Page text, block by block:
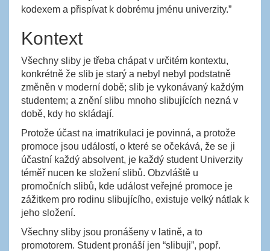
kodexem a přispívat k dobrému jménu univerzity.”
Kontext
Všechny sliby je třeba chápat v určitém kontextu,
konkrétně že slib je starý a nebyl nebyl podstatně
změněn v moderní době; slib je vykonávaný každým
studentem; a znění slibu mnoho slibujících nezná v
době, kdy ho skládají.
Protože účast na imatrikulaci je povinná, a protože
promoce jsou událostí, o které se očekává, že se ji
účastní každý absolvent, je každý student Univerzity
téměř nucen ke složení slibů. Obzvláště u
promočních slibů, kde událost veřejné promoce je
zážitkem pro rodinu slibujícího, existuje velký nátlak k
jeho složení.
Všechny sliby jsou pronášeny v latině, a to
promotorem. Student pronáší jen “slibuji”, popř.